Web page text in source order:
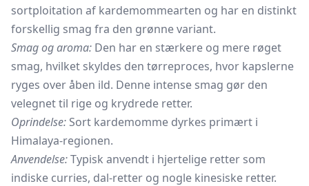
sortploitation af kardemommearten og har en distinkt
forskellig smag fra den grønne variant.
Smag og aroma: Den har en stærkere og mere røget
smag, hvilket skyldes den tørreproces, hvor kapslerne
ryges over åben ild. Denne intense smag gør den
velegnet til rige og krydrede retter.
Oprindelse: Sort kardemomme dyrkes primært i
Himalaya-regionen.
Anvendelse:Typisk anvendt i hjertelige retter som
indiske curries, dal-retter og nogle kinesiske retter.